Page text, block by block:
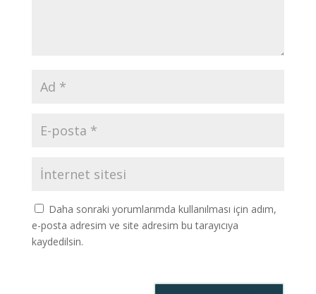
Daha sonraki yorumlarımda kullanılması için adım,
e-posta adresim ve site adresim bu tarayıcıya
kaydedilsin.